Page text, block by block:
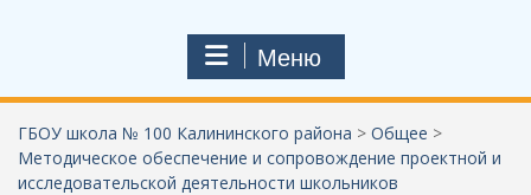
Меню
ГБОУ школа № 100 Калининского района > Общее >
Методическое обеспечение и сопровождение проектной и
исследовательской деятельности школьников